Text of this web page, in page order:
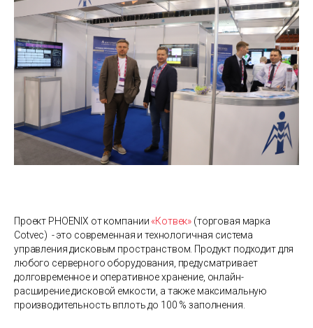
Проект PHOENIX от компании «Котвек» (торговая марка
Cotvec) - это современная и технологичная система
управления дисковым пространством. Продукт подходит для
любого серверного оборудования, предусматривает
долговременное и оперативное хранение, онлайн-
расширение дисковой емкости, а также максимальную
производительность вплоть до 100 % заполнения.